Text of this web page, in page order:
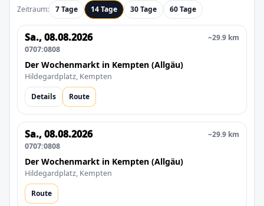
Zeitraum: 7 Tage 14 Tage 30 Tage 60 Tage
Sa., 08.08.2026
0707:0808
~29.9 km
Der Wochenmarkt in Kempten (Allgäu)
Hildegardplatz, Kempten
Details
Route
Sa., 08.08.2026
0707:0808
~29.9 km
Der Wochenmarkt in Kempten (Allgäu)
Hildegardplatz, Kempten
Route